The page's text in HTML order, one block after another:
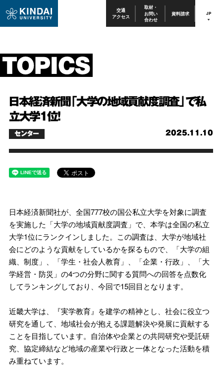
交通
アクセス
取材・
お問い
合わせ
資料請求 JP
日本経済新聞「大学の地域貢献度調査」で私
立大学１位！
2025.11.10
センター
日本経済新聞社が、全国777校の国公私立大学を対象に調査
を実施した「大学の地域貢献度調査」で、本学は全国の私立
大学1位にランクインしました。この調査は、大学が地域社
会にどのような貢献をしているかを探るもので、「大学の組
織、制度」、「学生・社会人教育」、「企業・行政」、「大
学経営・防災」の4つの分野に関する質問への回答を点数化
してランキングしており、今回で15回目となります。
近畿大学は、『実学教育』を建学の精神とし、社会に役立つ
研究を通して、地域社会が抱える課題解決や発展に貢献する
ことを目指しています。自治体や企業との共同研究や受託研
究、協定締結など地域の産業や行政と一体となった活動を積
み重ねています。